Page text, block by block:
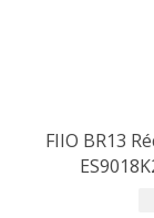
FIIO BR13